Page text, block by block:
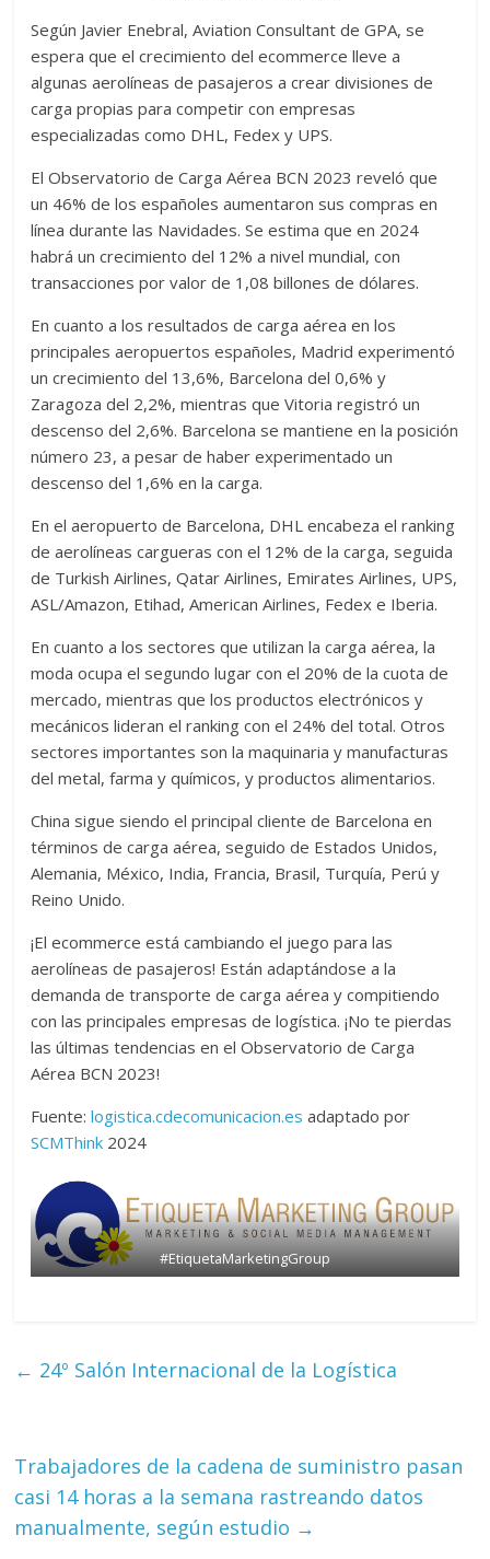
Según Javier Enebral, Aviation Consultant de GPA, se
espera que el crecimiento del ecommerce lleve a
algunas aerolíneas de pasajeros a crear divisiones de
carga propias para competir con empresas
especializadas como DHL, Fedex y UPS.
El Observatorio de Carga Aérea BCN 2023 reveló que
un 46% de los españoles aumentaron sus compras en
línea durante las Navidades. Se estima que en 2024
habrá un crecimiento del 12% a nivel mundial, con
transacciones por valor de 1,08 billones de dólares.
En cuanto a los resultados de carga aérea en los
principales aeropuertos españoles, Madrid experimentó
un crecimiento del 13,6%, Barcelona del 0,6% y
Zaragoza del 2,2%, mientras que Vitoria registró un
descenso del 2,6%. Barcelona se mantiene en la posición
número 23, a pesar de haber experimentado un
descenso del 1,6% en la carga.
En el aeropuerto de Barcelona, DHL encabeza el ranking
de aerolíneas cargueras con el 12% de la carga, seguida
de Turkish Airlines, Qatar Airlines, Emirates Airlines, UPS,
ASL/Amazon, Etihad, American Airlines, Fedex e Iberia.
En cuanto a los sectores que utilizan la carga aérea, la
moda ocupa el segundo lugar con el 20% de la cuota de
mercado, mientras que los productos electrónicos y
mecánicos lideran el ranking con el 24% del total. Otros
sectores importantes son la maquinaria y manufacturas
del metal, farma y químicos, y productos alimentarios.
China sigue siendo el principal cliente de Barcelona en
términos de carga aérea, seguido de Estados Unidos,
Alemania, México, India, Francia, Brasil, Turquía, Perú y
Reino Unido.
¡El ecommerce está cambiando el juego para las
aerolíneas de pasajeros! Están adaptándose a la
demanda de transporte de carga aérea y compitiendo
con las principales empresas de logística. ¡No te pierdas
las últimas tendencias en el Observatorio de Carga
Aérea BCN 2023!
Fuente:logistica.cdecomunicacion.es adaptado por
SCMThink 2024
#EtiquetaMarketingGroup
← 24º Salón Internacional de la Logística
Trabajadores de la cadena de suministro pasan
casi 14 horas a la semana rastreando datos
manualmente, según estudio →